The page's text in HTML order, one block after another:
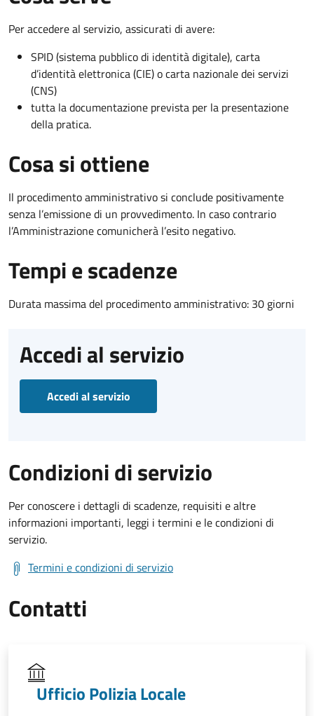
Per accedere al servizio, assicurati di avere:
SPID (sistema pubblico di identità digitale), carta
d’identità elettronica (CIE) o carta nazionale dei servizi
(CNS)
tutta la documentazione prevista per la presentazione
della pratica.
Cosa si ottiene
Il procedimento amministrativo si conclude positivamente
senza l’emissione di un provvedimento. In caso contrario
l’Amministrazione comunicherà l’esito negativo.
Tempi e scadenze
Durata massima del procedimento amministrativo: 30 giorni
Accedi al servizio
Accedi al servizio
Condizioni di servizio
Per conoscere i dettagli di scadenze, requisiti e altre
informazioni importanti, leggi i termini e le condizioni di
servizio.
Termini e condizioni di servizio
Contatti
Ufficio Polizia Locale